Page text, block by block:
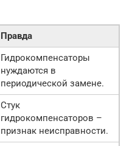
Правда
Гидрокомпенсаторы
нуждаются в
периодической замене.
Стук
гидрокомпенсаторов –
признак неисправности.